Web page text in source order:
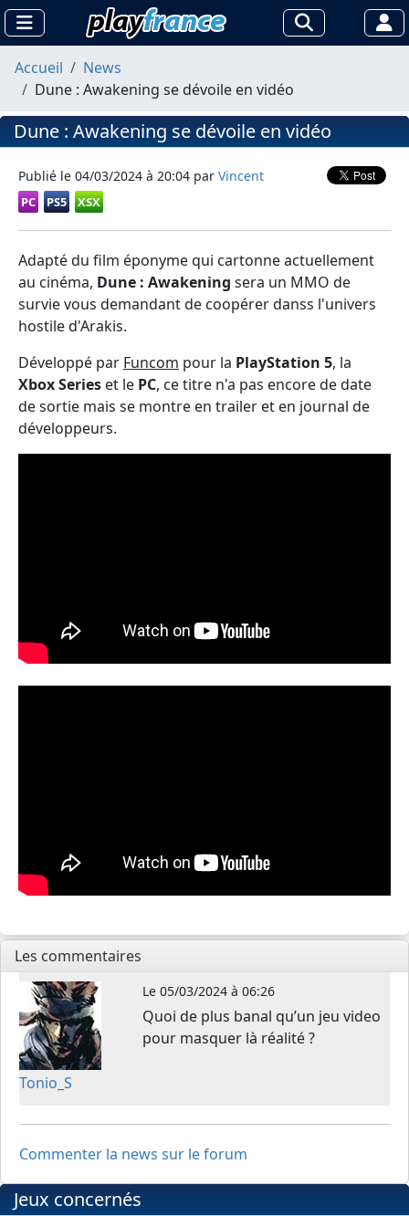
Accueil
News
Dune : Awakening se dévoile en vidéo
Dune : Awakening se dévoile en vidéo
Publié le 04/03/2024 à 20:04 par Vincent
PC PS5 XSX
Adapté du film éponyme qui cartonne actuellement
au cinéma, Dune : Awakening sera un MMO de
survie vous demandant de coopérer danss l'univers
hostile d'Arakis.
Développé par Funcom pour la PlayStation 5, la
Xbox Series et le PC, ce titre n'a pas encore de date
de sortie mais se montre en trailer et en journal de
développeurs.
Les commentaires
Tonio_S
Le05/03/2024 à 06:26
Quoi de plus banal qu’un jeu video
pour masquer là réalité ?
Commenter la news sur le forum
Jeux concernés